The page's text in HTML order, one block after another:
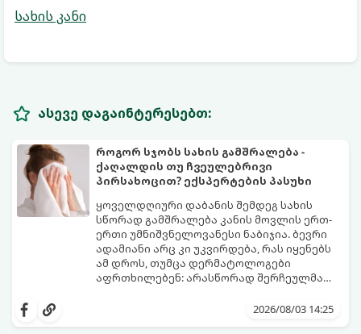
სახის კანი
ასევე დაგაინტერესებთ:
როგორ სჯობს სახის გამშრალება -
ქაღალდის თუ ჩვეულებრივი
პირსახოცით? ექსპერტების პასუხი
ყოველდღიური დაბანის შემდეგ სახის
სწორად გამშრალება კანის მოვლის ერთ-
ერთი უმნიშვნელოვანესი ნაბიჯია. ბევრი
ადამიანი არც კი უკვირდება, რას იყენებს
ამ დროს, თუმცა დერმატოლოგები
აფრთხილებენ: არასწორად შერჩეულმა
გამონაყარი, კანის გაღიზიანება და
კანის ჯანმრთელობისთვის - ტრადიციული
2026/08/03 14:25